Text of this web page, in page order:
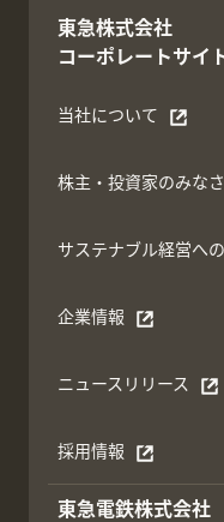
東急株式会社
コーポレートサイ
別ウィンドウで開く
当社について
別ウィンドウで開く
株主・投資家のみな
別ウィンドウで開く
サステナブル経営へ
別ウィンドウで開く
企業情報
別ウィンドウで開く
ニュースリリース
別ウィンドウで開く
採用情報
別ウィンドウで開く
東急電鉄株式会社